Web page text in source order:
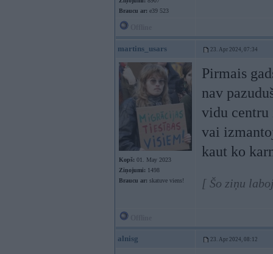
Braucu ar: e39 523
martins_usars 23. Apr 2024, 07:34
Kopš: 01. May 2023
Ziņojumi: 1498
Braucu ar: skatuve viens!
Pirmais
nav
vidu centru
vai
kaut ko
[ Šo ziņu
alnisg 23. Apr 2024, 08:12